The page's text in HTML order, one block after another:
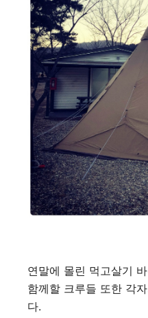
연말에 몰린 먹고살기
함께할 크루들 또한 각
다.